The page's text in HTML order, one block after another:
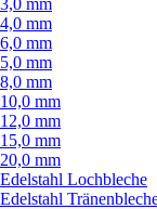
3,0 mm
4,0 mm
6,0 mm
5,0 mm
8,0 mm
10,0 mm
12,0 mm
15,0 mm
20,0 mm
Edelstahl Lochbleche
Edelstahl